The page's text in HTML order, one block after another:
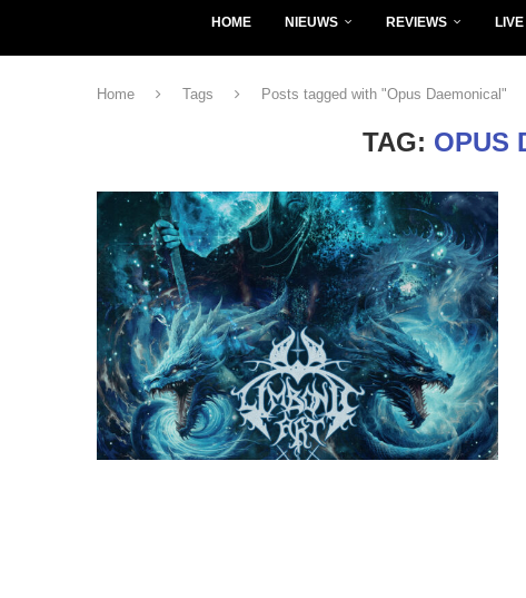
HOME NIEUWS REVIEWS LIVE
Home Tags Posts tagged with "Opus Daemonical"
TAG: OPUS